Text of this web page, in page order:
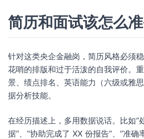
简历和面试该怎么
针对这类央企金融岗，简历风格必须
花哨的排版和过于活泼的自我评价。
景、绩点排名、英语能力（六级或雅
据分析技能。
在经历描述上，多用数据说话。比如“
据”、“协助完成了 XX 份报告”、“准确